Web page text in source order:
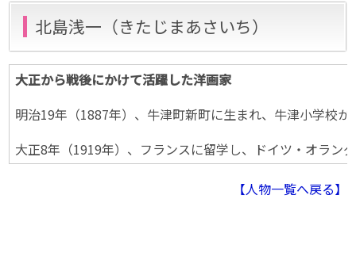
北島浅一（きたじまあさいち）
大正から戦後にかけて活躍した洋画家
明治19年（1887年）、牛津町新町に生まれ、牛津小学校
大正8年（1919年）、フランスに留学し、ドイツ・オラン
【人物一覧へ戻る】